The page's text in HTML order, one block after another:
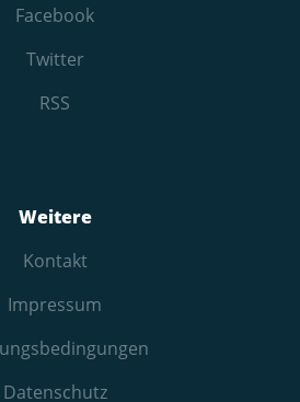
Facebook
Twitter
RSS
Weitere
Kontakt
Impressum
Datenschutz